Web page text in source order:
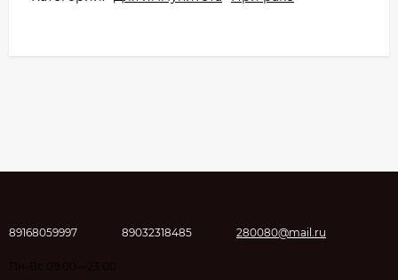
89168059997 89032318485 280080@mail.ru
Пн-Вс 09:00—23:00